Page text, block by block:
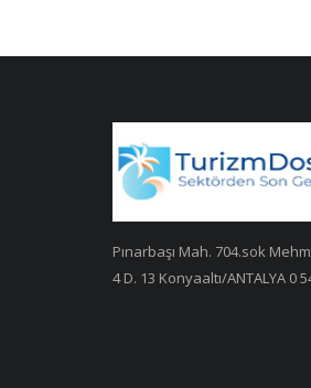
Pınarbaşı Mah. 704.sok
4 D. 13 Konyaaltı/ANTALYA 0